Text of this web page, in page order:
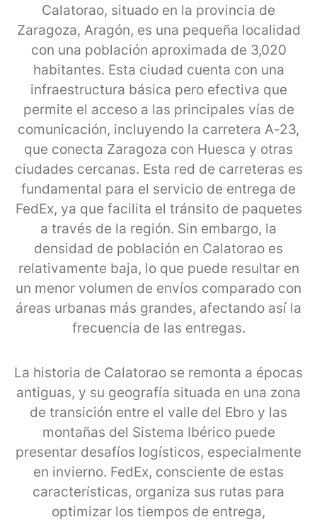
Calatorao, situado en la provincia de
Zaragoza, Aragón, es una pequeña localidad
con una población aproximada de 3,020
habitantes. Esta ciudad cuenta con una
infraestructura básica pero efectiva que
permite el acceso a las principales vías de
comunicación, incluyendo la carretera A-23,
que conecta Zaragoza con Huesca y otras
ciudades cercanas. Esta red de carreteras es
fundamental para el servicio de entrega de
FedEx, ya que facilita el tránsito de paquetes
a través de la región. Sin embargo, la
densidad de población en Calatorao es
relativamente baja, lo que puede resultar en
un menor volumen de envíos comparado con
áreas urbanas más grandes, afectando así la
frecuencia de las entregas.
La historia de Calatorao se remonta a épocas
antiguas, y su geografía situada en una zona
de transición entre el valle del Ebro y las
montañas del Sistema Ibérico puede
presentar desafíos logísticos, especialmente
en invierno. FedEx, consciente de estas
características, organiza sus rutas para
optimizar los tiempos de entrega,